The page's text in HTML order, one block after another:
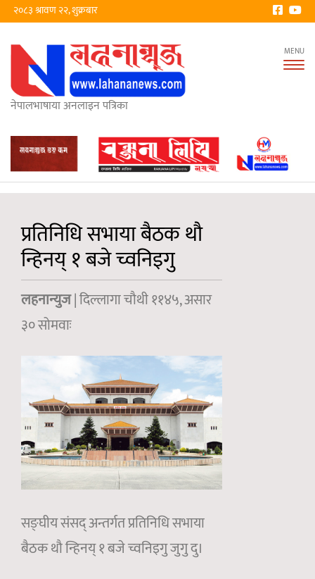
२०८३ श्रावण २२, शुक्रबार
नेपालभाषाया अनलाइन पत्रिका
प्रतिनिधि सभाया बैठक थौ
न्हिनय् १ बजे च्वनिइगु
लहनान्युज| दिल्लागा चौथी ११४५, असार
३० सोमवाः
सङ्घीय संसद् अन्तर्गत प्रतिनिधि सभाया
बैठक थौ न्हिनय् १ बजे च्वनिइगु जुगु दु।